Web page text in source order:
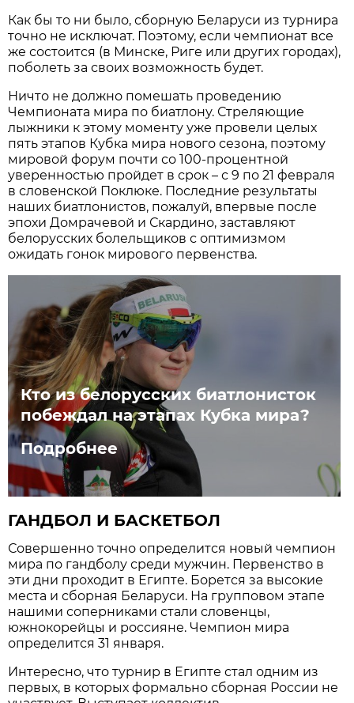
Как бы то ни было, сборную Беларуси из турнира
точно не исключат. Поэтому, если чемпионат все
же состоится (в Минске, Риге или других городах),
поболеть за своих возможность будет.
Ничто не должно помешать проведению
Чемпионата мира по биатлону. Стреляющие
лыжники к этому моменту уже провели целых
пять этапов Кубка мира нового сезона, поэтому
мировой форум почти со 100-процентной
уверенностью пройдет в срок – с 9 по 21 февраля
в словенской Поклюке. Последние результаты
наших биатлонистов, пожалуй, впервые после
эпохи Домрачевой и Скардино, заставляют
белорусских болельщиков с оптимизмом
ожидать гонок мирового первенства.
Кто из белорусских биатлонисток
побеждал на этапах Кубка мира?
Подробнее
ГАНДБОЛ И БАСКЕТБОЛ
Совершенно точно определится новый чемпион
мира по гандболу среди мужчин. Первенство в
эти дни проходит в Египте. Борется за высокие
места и сборная Беларуси. На групповом этапе
нашими соперниками стали словенцы,
южнокорейцы и россияне. Чемпион мира
определится 31 января.
Интересно, что турнир в Египте стал одним из
первых, в которых формально сборная России не